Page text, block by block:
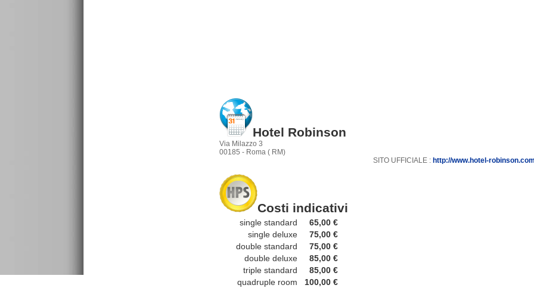
Hotel Robinson
Via Milazzo 3
00185 - Roma ( RM)
SITO UFFICIALE : http://www.hotel-
Costi indicativi
single standard
65,00 €
single deluxe
75,00 €
double standard
75,00 €
double deluxe
85,00 €
triple standard
85,00 €
quadruple room
100,00 €